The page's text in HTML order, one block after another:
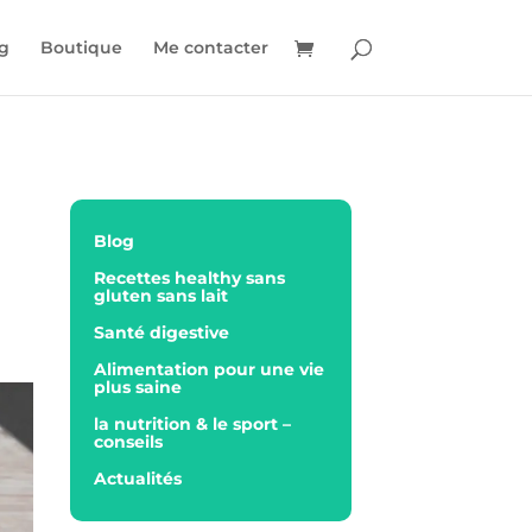
Boutique Me contacter
Blog
Recettes healthy sans
gluten sans lait
Santé digestive
Alimentation pour une vie
plus saine
la nutrition & le sport –
conseils
Actualités